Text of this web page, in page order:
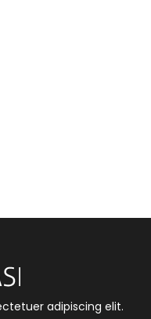
adipiscing elit.